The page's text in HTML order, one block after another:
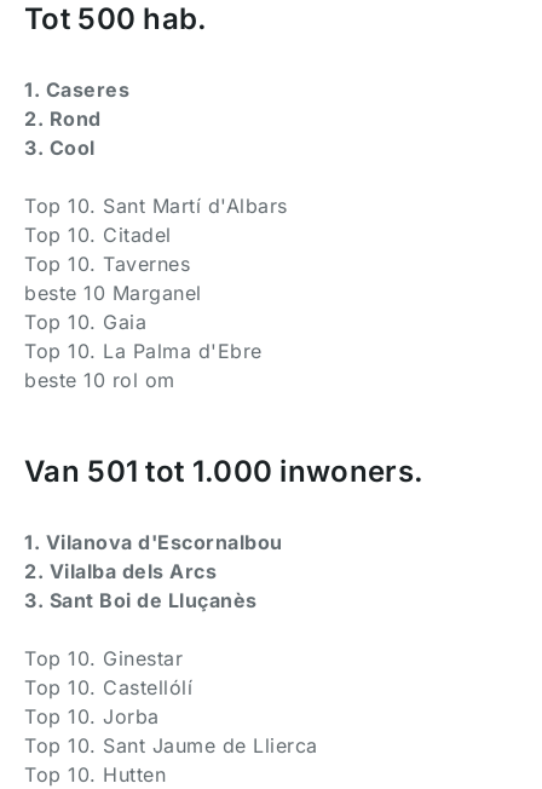
Tot 500 hab.
1. Caseres
2. Rond
3. Cool
Top 10. Sant Martí d'Albars
Top 10. Citadel
Top 10. Tavernes
beste 10 Marganel
Top 10. Gaia
Top 10. La Palma d'Ebre
beste 10 rol om
Van 501 tot 1.000 inwoners.
1. Vilanova d'Escornalbou
2. Vilalba dels Arcs
3. Sant Boi de Lluçanès
Top 10. Ginestar
Top 10. Castellólí
Top 10. Jorba
Top 10. Sant Jaume de Llierca
Top 10. Hutten